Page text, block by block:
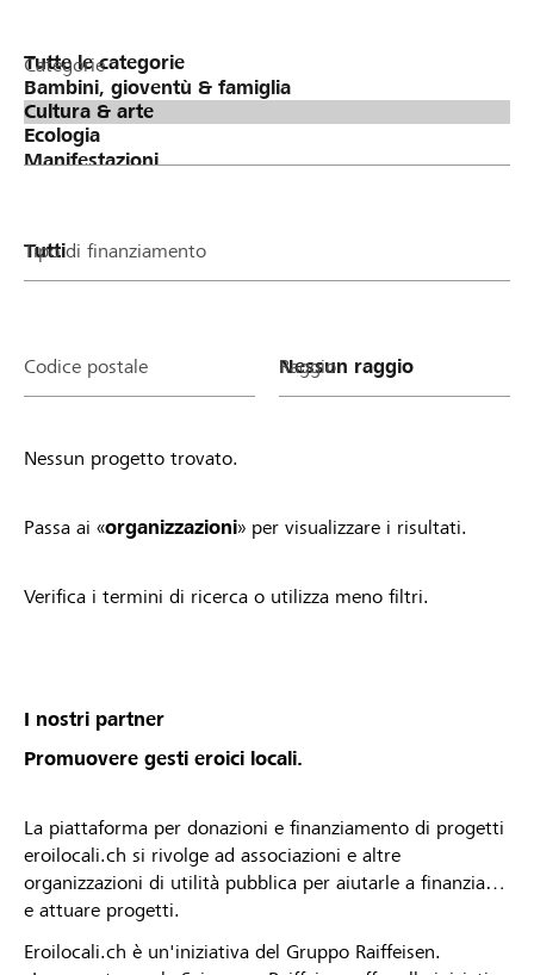
Categorie
Tipo di finanziamento
Codice postale Raggio
Nessun progetto trovato.
Passa ai «organizzazioni» per visualizzare i risultati.
Verifica i termini di ricerca o utilizza meno filtri.
I nostri partner
Promuovere gesti eroici locali.
La piattaforma per donazioni e finanziamento di progetti
eroilocali.ch si rivolge ad associazioni e altre
organizzazioni di utilità pubblica per aiutarle a finanziare
e attuare progetti.
Eroilocali.ch è un'iniziativa del Gruppo Raiffeisen.